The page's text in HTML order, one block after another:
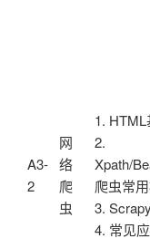
A3-
2
网
络
爬
虫
1. HTML
2.
Xpath/
爬虫常
3.
4. 常见